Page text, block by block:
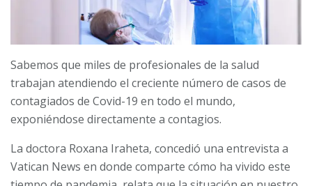
Sabemos que miles de profesionales de la salud
trabajan atendiendo el creciente número de casos de
contagiados de Covid-19 en todo el mundo,
exponiéndose directamente a contagios.
La doctora Roxana Iraheta, concedió una entrevista a
Vatican News en donde comparte cómo ha vivido este